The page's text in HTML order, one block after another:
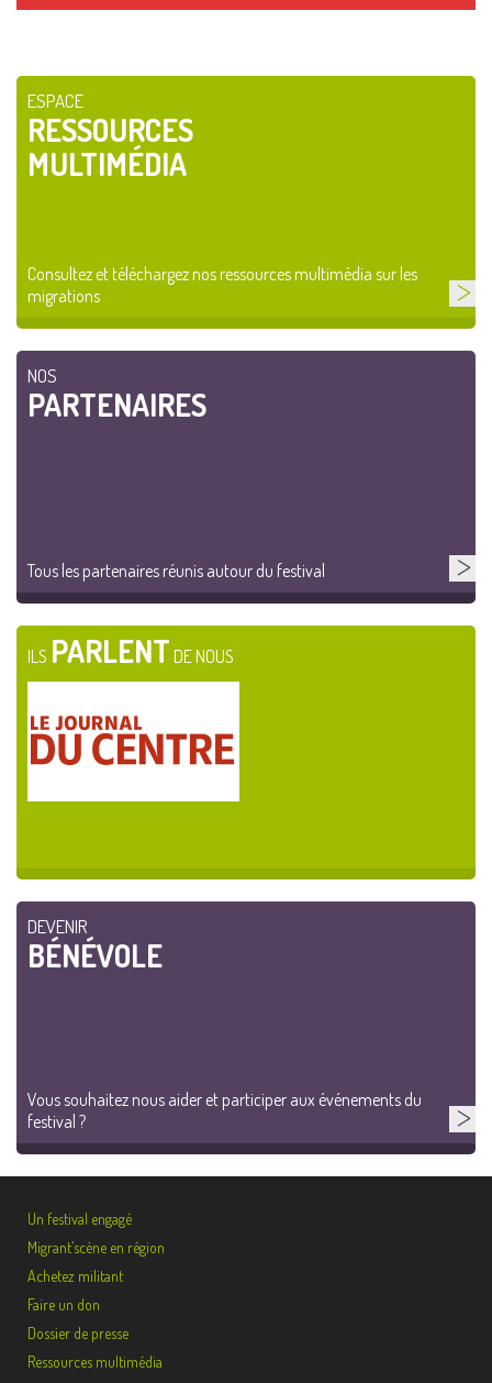
ESPACE
RESSOURCES
MULTIMÉDIA
Consultez et téléchargez nos ressources multimédia sur les
migrations
NOS
PARTENAIRES
Tous les partenaires réunis autour du festival
ILS PARLENT DE NOUS
DEVENIR
BÉNÉVOLE
Vous souhaitez nous aider et participer aux événements du
festival ?
Un festival engagé
Migrant’scène en région
Achetez militant
Faire un don
Dossier de presse
Ressources multimédia